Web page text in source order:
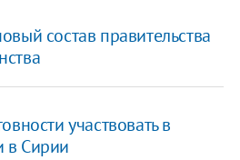
состав правительства
участвовать в
в Сирии